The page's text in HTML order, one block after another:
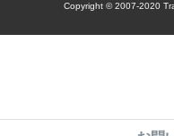
Copyright © 2007-2020